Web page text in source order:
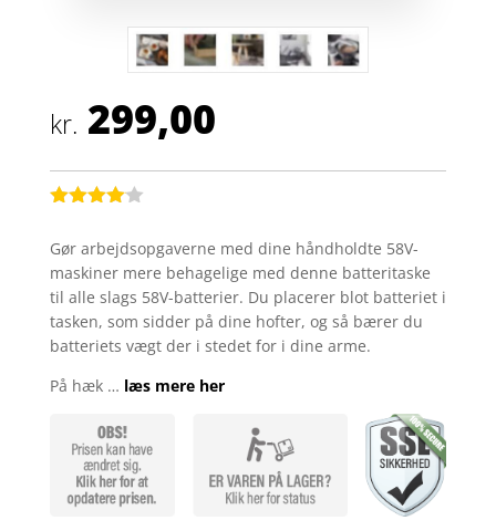
kr. 299,00
ud af 5
baseret
på
kundebed
ømmelse
r
Gør arbejdsopgaverne med dine håndholdte 58V-
maskiner mere behagelige med denne batteritaske
til alle slags 58V-batterier. Du placerer blot batteriet i
tasken, som sidder på dine hofter, og så bærer du
batteriets vægt der i stedet for i dine arme.
På hæk … læs mere her